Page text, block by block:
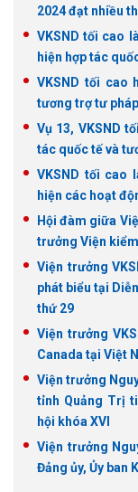
2024 đạt nhiều
VKSND tối cao
hiện hợp tác
VKSND tối cao
tương trợ tư
Vụ 13, VKSND
tác quốc tế và
VKSND tối cao
hiện các hoạt
Hội đàm giữa
trưởng Viện
Viện trưởng
phát biểu tại
thứ 29
Viện trưởng
Canada tại Việt
Viện trưởng
tỉnh Quảng Trị
hội khóa XVI
Viện trưởng
Đảng ủy, Ủy ban